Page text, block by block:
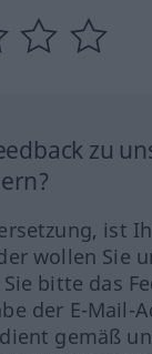
zu
ist
wollen Sie
bitte das
der E-Mail-
gemäß